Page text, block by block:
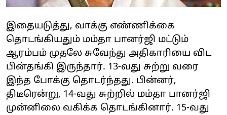
இதையடுத்து, வாக்கு எண்ணிக்கை
தொடங்கியதும் மம்தா பானர்ஜி மட்டும்
ஆரம்பம் முதலே சுவேந்து அதிகாரியை விட
பின்தங்கி இருந்தார். 13-வது சுற்று வரை
இந்த போக்கு தொடர்ந்தது. பின்னர்,
திடீரென்று, 14-வது சுற்றில் மம்தா பானர்ஜி
முன்னிலை வகிக்க தொடங்கினார். 15-வது